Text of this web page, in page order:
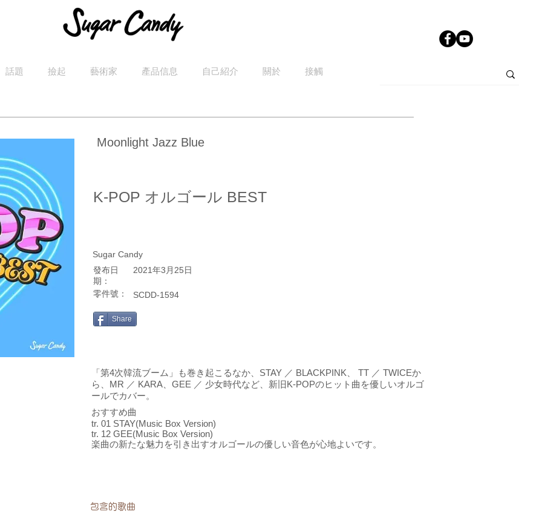
話題 撿起 藝術家 產品信息 自己紹介 關於 接觸
Moonlight Jazz Blue
K-POP オルゴール BEST
Sugar Candy
發布日
期：
零件號：
2021年3月25日
SCDD-1594
Share
「第4次韓流ブーム」も巻き起こるなか、STAY ／ BLACKPINK、 TT ／ TWICEか
ら、MR ／ KARA、GEE ／ 少女時代など、新旧K-POPのヒット曲を優しいオルゴ
ールでカバー。
おすすめ曲
tr. 01 STAY(Music Box Version)
tr. 12 GEE(Music Box Version)
楽曲の新たな魅力を引き出すオルゴールの優しい音色が心地よいです。
包含的歌曲